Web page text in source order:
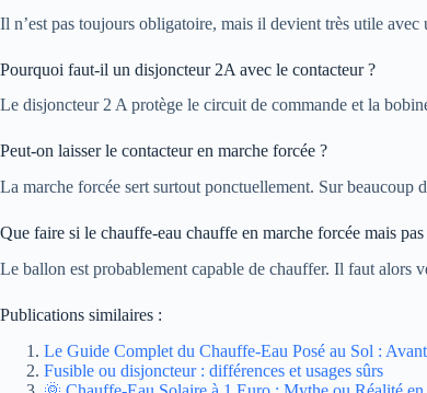
Il n’est pas toujours obligatoire, mais il devient très utile avec
Pourquoi faut-il un disjoncteur 2A avec le contacteur ?
Le disjoncteur 2 A protège le circuit de commande et la
Peut-on laisser le contacteur en marche forcée ?
La marche forcée sert surtout ponctuellement. Sur beaucoup
Que faire si le chauffe-eau chauffe en marche forcée mais
Le ballon est probablement capable de chauffer. Il faut alors
Publications similaires :
Le Guide Complet du Chauffe-Eau Posé au Sol :
Fusible ou disjoncteur : différences et usages sûrs